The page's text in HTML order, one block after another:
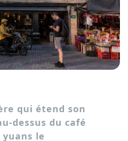
qui étend son
dessus du café
le